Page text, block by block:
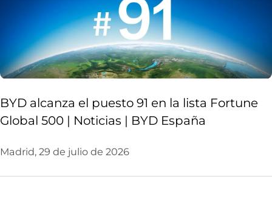
BYD alcanza el puesto 91 en la lista Fortune
Global 500 | Noticias | BYD España
Madrid, 29 de julio de 2026